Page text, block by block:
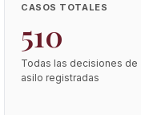
CASOS TOTALES
510
Todas las decisiones de
asilo registradas